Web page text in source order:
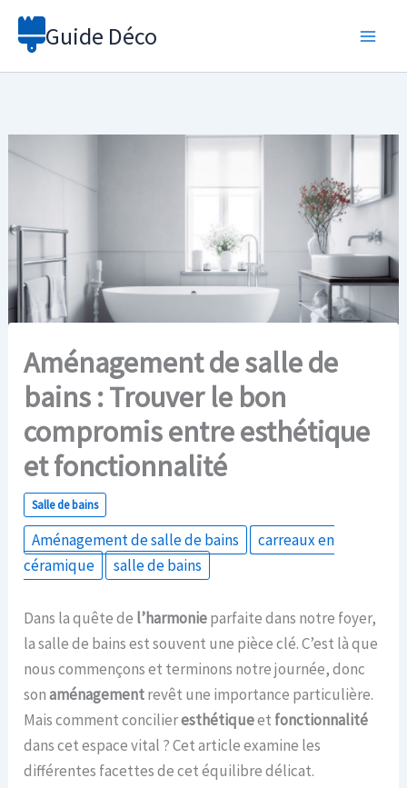
Aller
Guide Déco
Aménagement de salle de
bains : Trouver le bon
compromis entre esthétique
et fonctionnalité
Salle de bains
Aménagement de salle de bains
carreaux en
céramique
salle de bains
Dans la quête de l’harmonieparfaite dans notre foyer,
la salle de bains est souvent une pièce clé. C’est là que
nous commençons et terminons notre journée, donc
sonaménagementrevêt une importance particulière.
Mais comment concilieresthétiqueet fonctionnalité
dans cet espace vital ? Cet article examine les
différentes facettes de cet équilibre délicat.